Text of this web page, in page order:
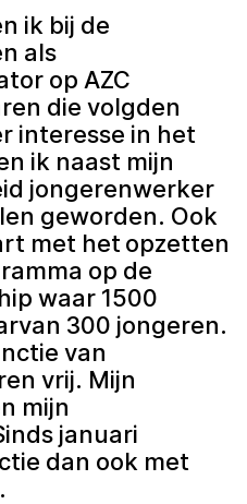
ik bij de
als
op AZC
die volgden
interesse in het
ik naast mijn
jongerenwerker
geworden. Ook
met het opzetten
op de
waar 1500
300 jongeren.
van
vrij. Mijn
mijn
januari
dan ook met